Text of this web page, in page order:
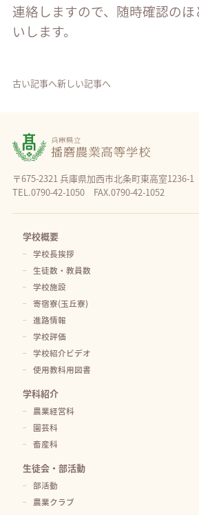
連絡しますので、随時確認の
いします。
古い記事へ新しい記事へ
〒675-2321 兵庫県加西市北条町東高室1236-1
TEL.0790-42-1050 FAX.0790-42-1052
学校概要
学校長挨拶
生徒数・教員数
学校施設
寄宿寮(玉丘寮)
進路情報
学校評価
学校紹介ビデオ
使用教科用図書
学科紹介
農業経営科
園芸科
畜産科
生徒会・部活動
部活動
農業クラブ